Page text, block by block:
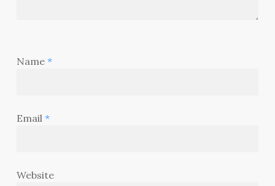
Name *
Email *
Website